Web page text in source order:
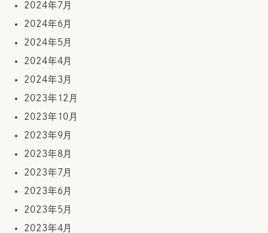
2024年7月
2024年6月
2024年5月
2024年4月
2024年3月
2023年12月
2023年10月
2023年9月
2023年8月
2023年7月
2023年6月
2023年5月
2023年4月